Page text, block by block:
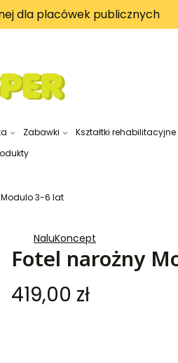
dla placówek publicznych
Zabawki Kształtki rehabilitacyjne
3-6 lat
NaluKoncept
Fotel narożny
Cena
419,00 zł